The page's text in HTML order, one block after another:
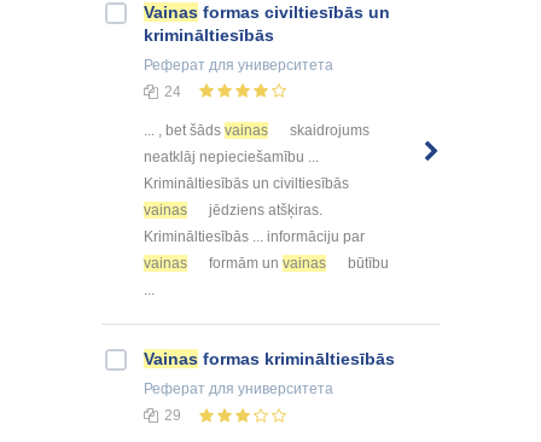
Vainas formas civiltiesībās un
krimināltiesībās
Реферат для университета
24
... , bet šāds vainas
skaidrojums
neatklāj nepieciešamību ...
Krimināltiesībās un civiltiesībās
vainas
jēdziens atšķiras.
Krimināltiesībās ... informāciju par
vainas
formām un vainas
būtību
...
Vainas formas krimināltiesībās
Реферат для университета
29